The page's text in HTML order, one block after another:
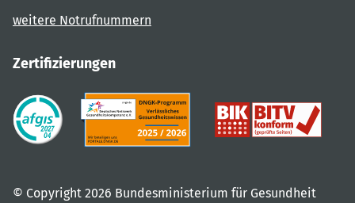
weitere Notrufnummern
Zertifizierungen
© Copyright 2026 Bundesministerium für Gesundheit